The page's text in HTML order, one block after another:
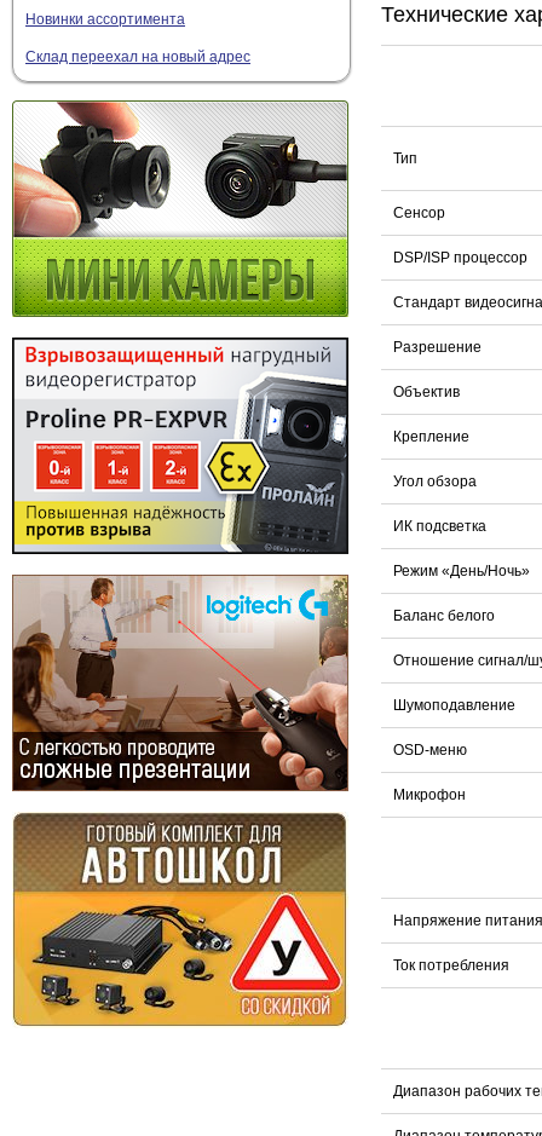
Новинки ассортимента
Склад переехал на новый адрес
Технические
Тип
Сенсор
DSP/ISP процессор
Стандарт
Разрешение
Объектив
Крепление
Угол обзора
ИК подсветка
Режим «День/Ночь»
Баланс белого
Отношение сигнал/
Шумоподавление
OSD-меню
Микрофон
Напряжение питания
Ток потребления
Диапазон рабочих